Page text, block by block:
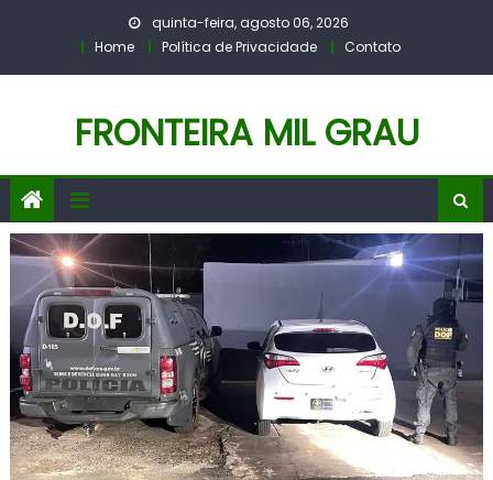
quinta-feira, agosto 06, 2026
Home
Política de Privacidade Contato
FRONTEIRA MIL GRAU